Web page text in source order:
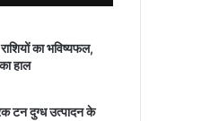
का भविष्यफल,
हाल
टन दुग्ध उत्पादन के